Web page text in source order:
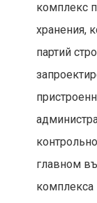
комплекс
хранения,
партий
главном
комплекса